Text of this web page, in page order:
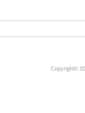
Copyright©